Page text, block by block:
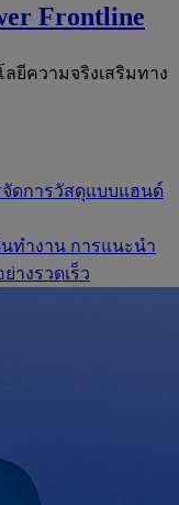
Frontline
ยีความจริงเสริมทาง
จัดการวัสดุแบบแฮนด์
ทำงาน การแนะนำ
างรวดเร็ว